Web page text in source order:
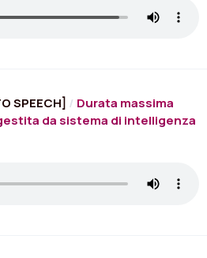
SPEECH] / Durata massima
da sistema di intelligenza